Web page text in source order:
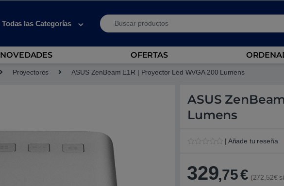
Todas las Categorías
Search for:
NOVEDADES OFERTAS
Proyectores ASUS ZenBeam E1R | Proyector Led WVGA 200 Lumens
ASUS
Lumens
o
r
| Añade tu reseña
329,75€ (272,52€